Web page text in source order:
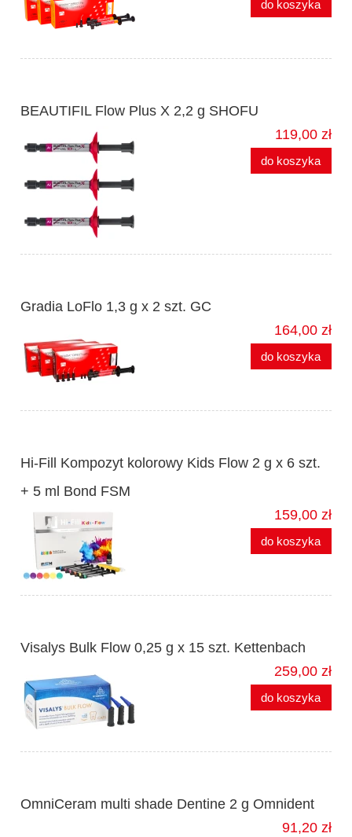
do koszyka
BEAUTIFIL Flow Plus X 2,2 g SHOFU
119,00 zł
do koszyka
Gradia LoFlo 1,3 g x 2 szt. GC
164,00 zł
do koszyka
Hi-Fill Kompozyt kolorowy Kids Flow 2 g x 6 szt.
+ 5 ml Bond FSM
159,00 zł
do koszyka
Visalys Bulk Flow 0,25 g x 15 szt. Kettenbach
259,00 zł
do koszyka
OmniCeram multi shade Dentine 2 g Omnident
91,20 zł